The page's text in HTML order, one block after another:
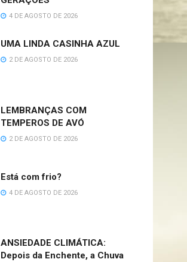
4 DE AGOSTO DE 2026
UMA LINDA CASINHA AZUL
2 DE AGOSTO DE 2026
LEMBRANÇAS COM
TEMPEROS DE AVÓ
2 DE AGOSTO DE 2026
Está com frio?
4 DE AGOSTO DE 2026
ANSIEDADE CLIMÁTICA:
Depois da Enchente, a Chuva